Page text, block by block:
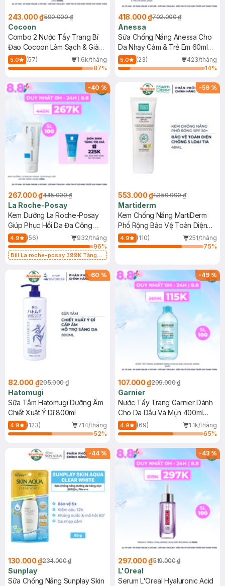
243.000 ₫590.000 ₫
Cocoon
Combo 2 Nước Tẩy Trang Bí
Đao Cocoon Làm Sạch & Giảm
Dầu 500ml
5.0 (57)
1.6k/tháng
87%
418.000 ₫702.000 ₫
Anessa
Sữa Chống Nắng Anessa Cho
Da Nhạy Cảm & Trẻ Em 60ml
(Mới)
5.0 (23)
423/tháng
14%
-40%
267.000 ₫445.000 ₫
La Roche-Posay
Kem Dưỡng La Roche-Posay
Giúp Phục Hồi Da Đa Công
Dụng 40ml
4.9 (56)
932/tháng
96%
Bill La roche-posay 399K Tặng
(SL có hạn)
-59 %
553.000 ₫1.350.000 ₫
Martiderm
Kem Chống Nắng MartiDerm
Phổ Rộng Bảo Vệ Toàn Diện
40ml
4.9 (110)
251/tháng
75%
-60 %
82.000 ₫205.000 ₫
Hatomugi
Sữa Tắm Hatomugi Dưỡng Ẩm
Chiết Xuất Ý Dĩ 800ml
4.9 (123)
714/tháng
52%
-49%
107.000 ₫209.000 ₫
Garnier
Nước Tẩy Trang Garnier Dành
Cho Da Dầu Và Mụn 400ml
(Mới)
4.9 (69)
1.1k/tháng
65%
-44 %
130.000 ₫234.000 ₫
Sunplay
Sữa Chống Nắng Sunplay Skin
-43%
297.000 ₫519.000 ₫
L'Oreal
Serum L'Oreal Hyaluronic Acid